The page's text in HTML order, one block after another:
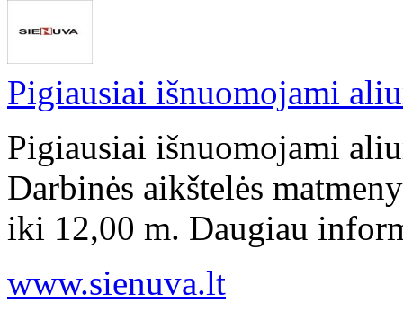
Pigiausiai išnuomojami
Pigiausiai išnuomojami
Darbinės aikštelės
iki 12,00 m. Daugiau
www.sienuva.lt